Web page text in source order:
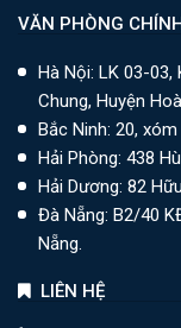
VĂN PHÒNG
Hà Nội: LK 03-03,
Chung, Huyện
Bắc Ninh: 20,
Hải Phòng: 438
Hải Dương: 82
Đà Nẵng: B2/40
Nẵng.
LIÊN HỆ